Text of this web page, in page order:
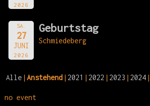
2026
SA.
27
JUNI
2026
Geburtstag
Schmiedeberg
Alle Anstehend 2021 2022 2023 2024
no event